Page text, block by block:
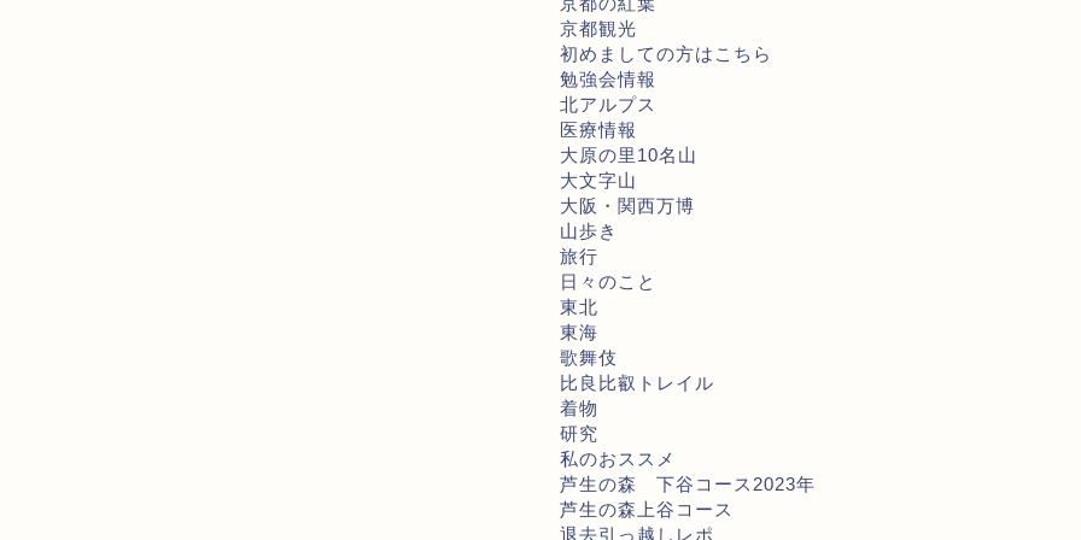
京都観光
初めましての方はこちら
勉強会情報
北アルプス
医療情報
大原の里10名山
大文字山
大阪・関西万博
山歩き
旅行
日々のこと
東北
東海
歌舞伎
比良比叡トレイル
着物
研究
私のおススメ
芦生の森 下谷コース2023年
芦生の森上谷コース
退去引っ越しレポ